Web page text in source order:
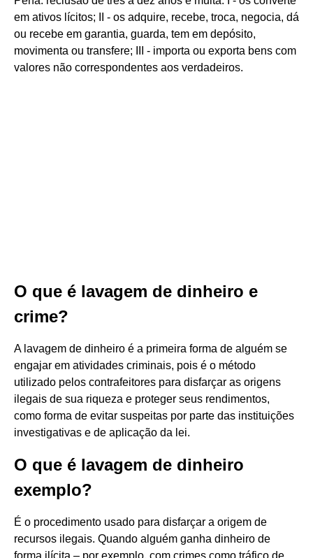
em ativos lícitos; II - os adquire, recebe, troca, negocia, dá
ou recebe em garantia, guarda, tem em depósito,
movimenta ou transfere; III - importa ou exporta bens com
valores não correspondentes aos verdadeiros.
O que é lavagem de dinheiro e
crime?
A lavagem de dinheiro é a primeira forma de alguém se
engajar em atividades criminais, pois é o método
utilizado pelos contrafeitores para disfarçar as origens
ilegais de sua riqueza e proteger seus rendimentos,
como forma de evitar suspeitas por parte das instituições
investigativas e de aplicação da lei.
O que é lavagem de dinheiro
exemplo?
É o procedimento usado para disfarçar a origem de
recursos ilegais. Quando alguém ganha dinheiro de
forma ilícita – por exemplo, com crimes como tráfico de